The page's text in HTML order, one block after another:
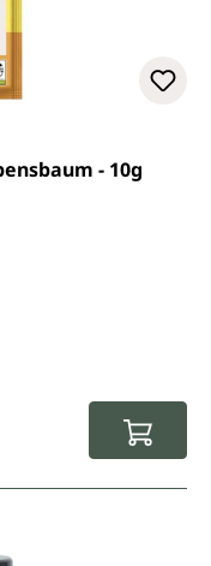
von 5 Sternen
- 10g